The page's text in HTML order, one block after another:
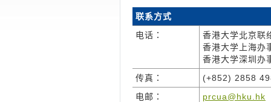
联系方式
电话：
香港大学北京
香港大学上海
香港大学深圳
传真：
(+852) 2858
电邮：
prcua@hku.hk